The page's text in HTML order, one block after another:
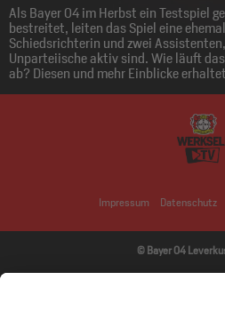
Als Bayer 04 im Herbst ein Testspiel
bestreitet, leiten das Spiel eine
Schiedsrichterin und zwei
Unparteiische aktiv sind. Wie läuft
ab? Diesen und mehr Einblicke
Impressum Datenschutz
© Bayer 04